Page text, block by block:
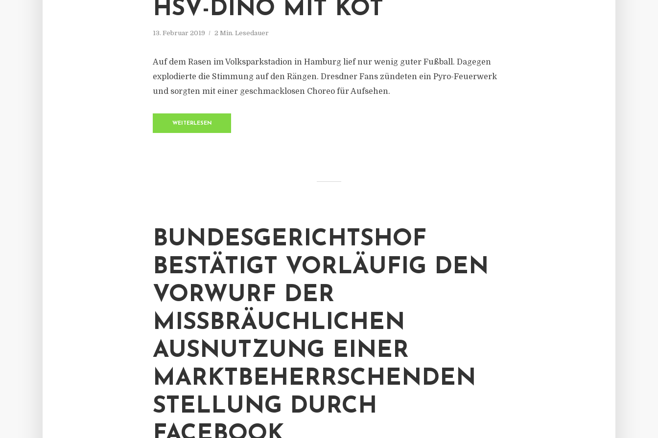
HSV-DINO MIT KOT
13. Februar 2019 2 Min. Lesedauer
Auf dem Rasen im Volksparkstadion in Hamburg lief nur wenig guter Fußball. Dagegen
explodierte die Stimmung auf den Rängen. Dresdner Fans zündeten ein Pyro-Feuerwerk
und sorgten mit einer geschmacklosen Choreo für Aufsehen.
WEITERLESEN
BUNDESGERICHTSHOF
BESTÄTIGT VORLÄUFIG DEN
VORWURF DER
MISSBRÄUCHLICHEN
AUSNUTZUNG EINER
MARKTBEHERRSCHENDEN
STELLUNG DURCH